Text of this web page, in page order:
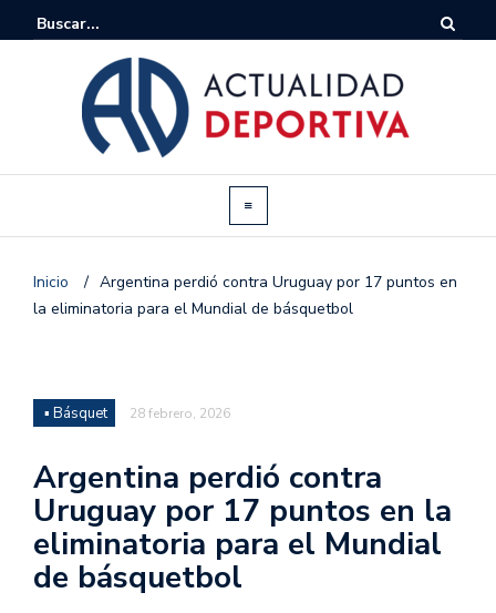
Inicio / Argentina perdió contra Uruguay por 17 puntos en
la eliminatoria para el Mundial de básquetbol
▪ Básquet 28 febrero, 2026
Argentina perdió contra
Uruguay por 17 puntos en la
eliminatoria para el Mundial
de básquetbol